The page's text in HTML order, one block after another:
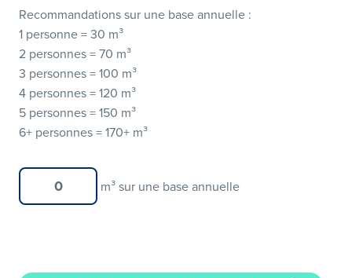
Recommandations sur une base annuelle :
1 personne =30 m³
2 personnes =70 m³
3 personnes =100 m³
4 personnes =120 m³
5 personnes =150 m³
6+ personnes =170+ m³
m³ sur une base annuelle